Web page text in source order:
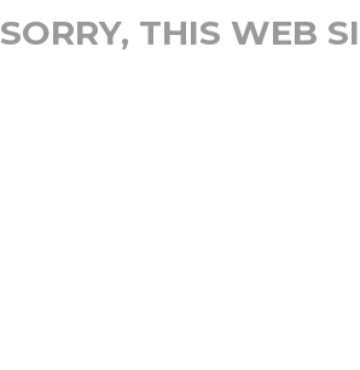
SORRY, THIS WEB